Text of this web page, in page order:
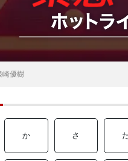
崎優樹
か さ